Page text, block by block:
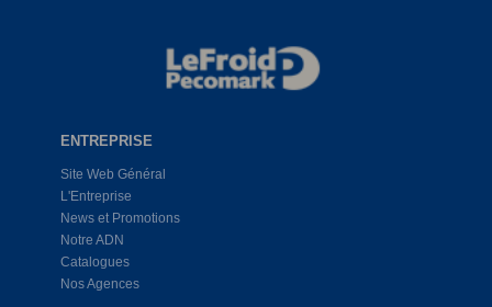
ENTREPRISE
Site Web Général
L'Entreprise
News et Promotions
Notre ADN
Catalogues
Nos Agences